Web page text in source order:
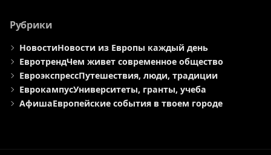
Рубрики
НовостиНовости из Европы каждый день
ЕвротрендЧем живет современное общество
ЕвроэкспрессПутешествия, люди, традиции
ЕврокампусУниверситеты, гранты, учеба
АфишаЕвропейские события в твоем городе